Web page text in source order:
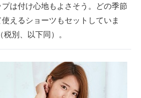
を支援
サイト
ィア
は付け心地もよさそう。どの季節
えるショーツもセットしていま
別、以下同）。